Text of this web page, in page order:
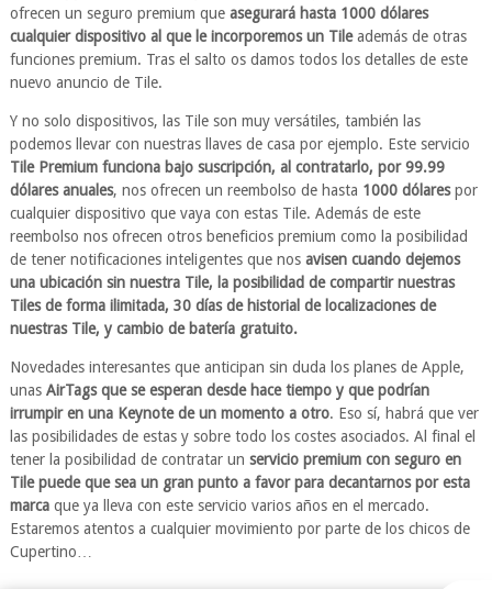
ofrecen un seguro premium que asegurará hasta 1000 dólares
cualquier dispositivo al que le incorporemos un Tileademás de otras
funciones premium. Tras el salto os damos todos los detalles de este
nuevo anuncio de Tile.
Y no solo dispositivos, las Tile son muy versátiles, también las
podemos llevar con nuestras llaves de casa por ejemplo. Este servicio
Tile Premium funciona bajo suscripción, al contratarlo, por 99.99
dólares anuales, nos ofrecen un reembolso de hasta 1000 dólarespor
cualquier dispositivo que vaya con estas Tile. Además de este
reembolso nos ofrecen otros beneficios premium como la posibilidad
de tener notificaciones inteligentes que nos avisen cuando dejemos
una ubicación sin nuestra Tile, la posibilidad de compartir nuestras
Tiles de forma ilimitada, 30 días de historial de localizaciones de
nuestras Tile, y cambio de batería gratuito.
Novedades interesantes que anticipan sin duda los planes de Apple,
unas AirTags que se esperan desde hace tiempo y que podrían
irrumpir en una Keynote de un momento a otro. Eso sí, habrá que ver
las posibilidades de estas y sobre todo los costes asociados. Al final el
tener la posibilidad de contratar un servicio premium con seguro en
Tile puede que sea un gran punto a favor para decantarnos por esta
marcaque ya lleva con este servicio varios años en el mercado.
Estaremos atentos a cualquier movimiento por parte de los chicos de
Cupertino…